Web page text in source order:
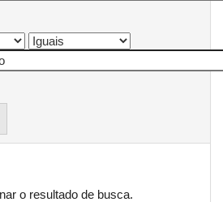
o resultado de busca.